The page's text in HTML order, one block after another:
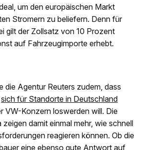
um den europäischen Markt
Stromern zu beliefern. Denn für
gilt der Zollsatz von 10 Prozent
auf Fahrzeugimporte erhebt.
die Agentur Reuters zudem, dass
sich für Standorte in Deutschland
VW-Konzern loswerden will. Die
zeigen damit einmal mehr, wie schnell
reagieren können. Ob die
eine ebenso gute Antwort auf